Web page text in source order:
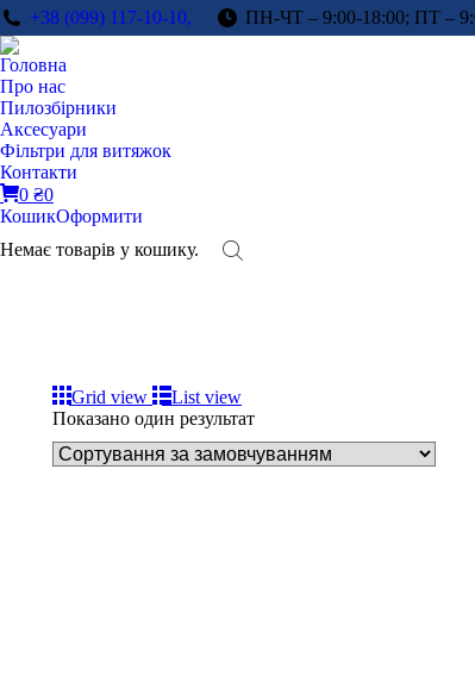
+38 (099) 117-10-10, ПН-ЧТ – 9:00-18:00; ПТ –
Головна
Про нас
Пилозбірники
Аксесуари
Фільтри для витяжок
Контакти
0 ₴0
КошикОформити
Немає товарів у кошику.
Grid view
List view
Показано один результат